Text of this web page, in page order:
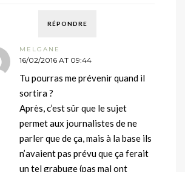
RÉPONDRE
MELGANE
16/02/2016 AT 09:44
Tu pourras me prévenir quand il
sortira ?
Après, c’est sûr que le sujet
permet aux journalistes de ne
parler que de ça, mais à la base ils
n’avaient pas prévu que ça ferait
un tel grabuge (pas mal ont